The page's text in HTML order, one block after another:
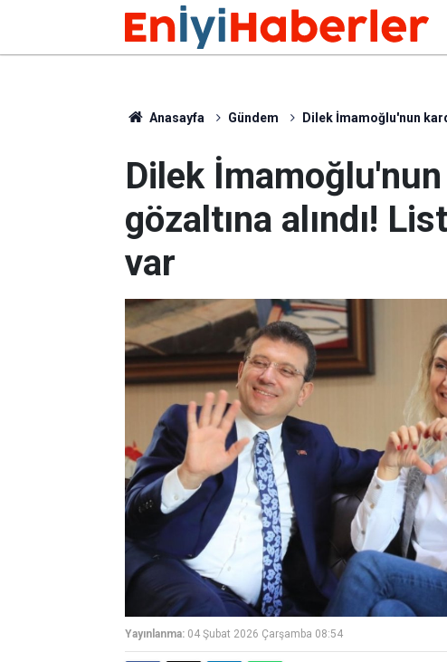
Anasayfa Gündem Dilek İmamoğlu'nun
Dilek
gözaltına alındı!
var
Yayınlanma: 04 Şubat 2026 Çarşamba 08:54